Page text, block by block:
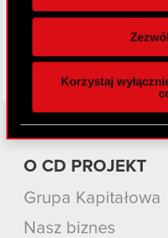
Wykorzystujemy pliki
funkcje
naszej witrynie.
z naszej witryny,
Partnerzy mogą
danymi otrzymanymi
podczas korzystania z
używanie plików cookie.
Korzystaj
O CD PROJEKT
Grupa Kapitałowa
Nasz biznes